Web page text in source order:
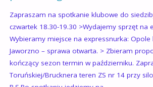
Zapraszam na spotkanie klubowe do
czwartek 18.30-19.30 >Wydajemy sprzęt na
Wybieramy miejsce na expressnurka: Opole
Jaworzno – sprawa otwarta. > Zbieram
kończący sezon termin w październiku.
Toruńskiej/Brucknera teren ZS nr 14 przy